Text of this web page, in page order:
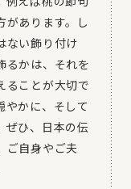
があります。し
ない飾り付け
るかは、それを
ることが大切で
やかに、そして
ぜひ、日本の伝
ご自身やご夫